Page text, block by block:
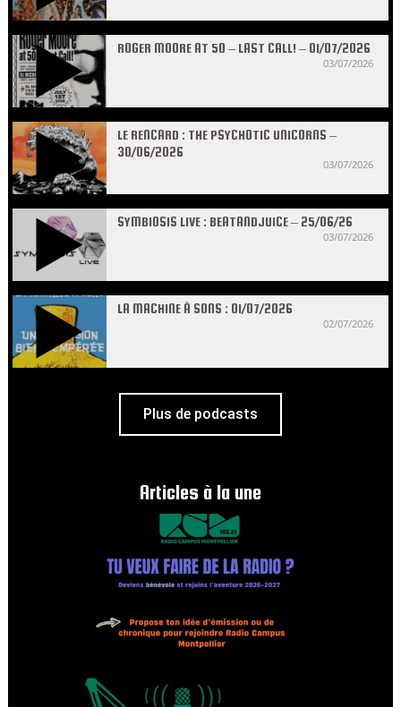
ROGER MOORE AT 50 – LAST CALL! – 01/07/2026
03/07/2026
LE RENCARD : THE PSYCHOTIC UNICORNS –
30/06/2026
03/07/2026
SYMBIOSIS LIVE : BEATANDJUICE – 25/06/26
03/07/2026
LA MACHINE À SONS : 01/07/2026
02/07/2026
Plus de podcasts
Articles à la une